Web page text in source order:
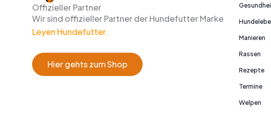
Offizieller Partner
Wir sind offizieller Partner der Hundefutter Marke
Leyen Hundefutter.
Hier gehts zum Shop
Manieren
Rassen
Rezepte
Termine
Welpen